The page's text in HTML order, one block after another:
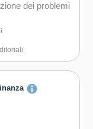
fisico ed
dei problemi